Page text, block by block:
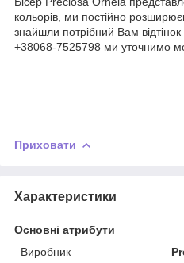
кольорів, ми постійно
знайшли потрібний Вам
+38068-7525798 ми уточнимо
Приховати
Характеристики
Основні атрибути
Виробник